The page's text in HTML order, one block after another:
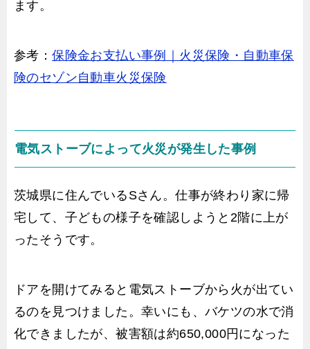
ます。
参考：保険金お支払い事例｜火災保険・自動車保
険のセゾン自動車火災保険
電気ストーブによって火災が発生した事例
茨城県に住んでいるSさん。仕事が終わり家に帰
宅して、子どもの様子を確認しようと2階に上が
ったそうです。
ドアを開けてみると電気ストーブから火が出てい
るのを見つけました。幸いにも、バケツの水で消
化できましたが、被害額は約650,000円になった